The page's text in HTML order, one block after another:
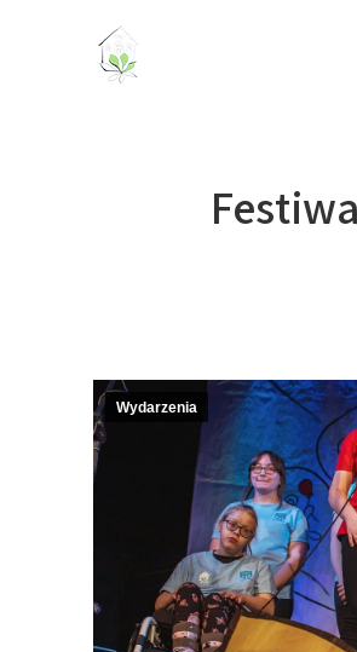
Wydarzenia